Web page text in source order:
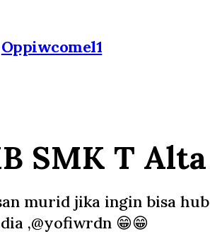
Oppiwcomel1
SMK T Alta
murid jika ingin bisa hub
,@yofiwrdn 😁😁